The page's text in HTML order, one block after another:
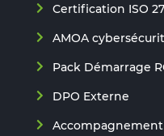
Certification ISO
AMOA
Pack Démarrage
DPO Externe
Accompagnement